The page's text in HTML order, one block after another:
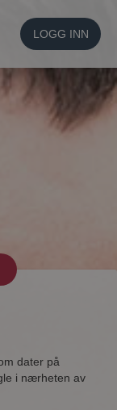
LOGG INN
dater på
i nærheten av